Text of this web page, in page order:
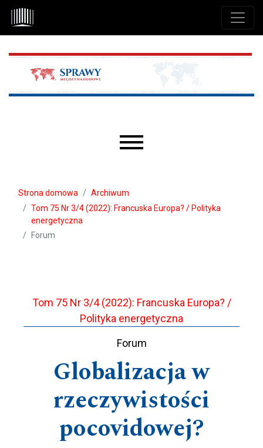
Przejdź do głównego menu
Przejdź do sekcji głównej
Przejdź do stopki
Strona domowa
Archiwum
Tom 75 Nr 3/4 (2022): Francuska Europa? / Polityka
energetyczna
Forum
Tom 75 Nr 3/4 (2022): Francuska Europa? /
Polityka energetyczna
Forum
Globalizacja w
rzeczywistości
pocovidowej?